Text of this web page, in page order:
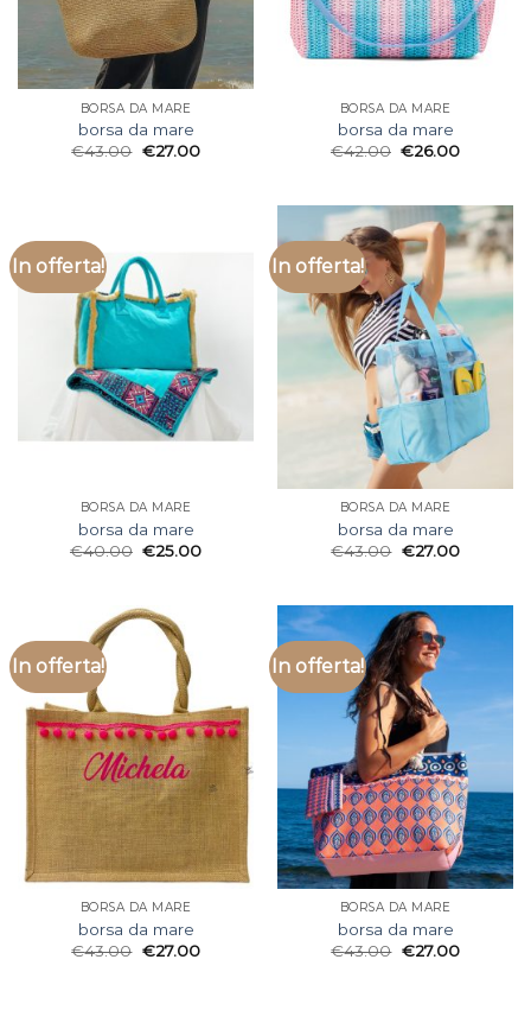
BORSA DA MARE
borsa da mare
€43.00 €27.00
BORSA DA MARE
borsa da mare
€42.00 €26.00
In offerta!
BORSA DA MARE
borsa da mare
€40.00 €25.00
In offerta!
BORSA DA MARE
borsa da mare
€43.00 €27.00
In offerta!
BORSA DA MARE
borsa da mare
€43.00 €27.00
In offerta!
BORSA DA MARE
borsa da mare
€43.00 €27.00